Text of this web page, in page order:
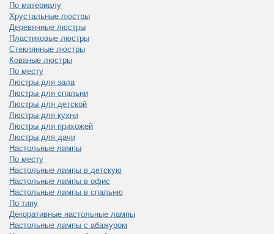
По материалу
Хрустальные люстры
Деревянные люстры
Пластиковые люстры
Стеклянные люстры
Кованые люстры
По месту
Люстры для зала
Люстры для спальни
Люстры для детской
Люстры для кухни
Люстры для прихожей
Люстры для дачи
Настольные лампы
По месту
Настольные лампы в детскую
Настольные лампы в офис
Настольные лампы в спальню
По типу
Декоративные настольные лампы
Настольные лампы с абажуром